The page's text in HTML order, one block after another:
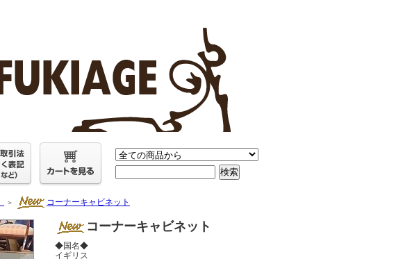
＞ コーナーキャビネット
コーナーキャビネット
◆国名◆
イギリス